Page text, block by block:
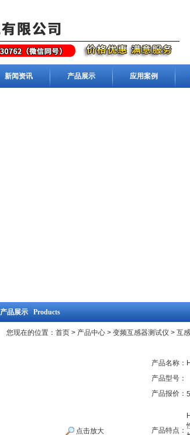
新闻资讯 产品展示 应用案例
产品展示 Products
您现在的位置： 首页 > 产品中心 > 变频互感器测试仪 > 互
点击放大
产品名称：
产品型号：
产品报价：
产品特点：